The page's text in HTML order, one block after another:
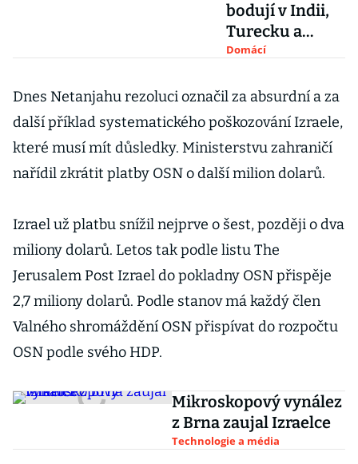
bodují v Indii,
Turecku a
Izraeli. Denně
skoro za 11
miliard korun
Domácí
Dnes Netanjahu rezoluci označil za absurdní a za
další příklad systematického poškozování Izraele,
které musí mít důsledky. Ministerstvu zahraničí
nařídil zkrátit platby OSN o další milion dolarů.
Izrael už platbu snížil nejprve o šest, později o dva
miliony dolarů. Letos tak podle listu The
Jerusalem Post Izrael do pokladny OSN přispěje
2,7 miliony dolarů. Podle stanov má každý člen
Valného shromáždění OSN přispívat do rozpočtu
OSN podle svého HDP.
Mikroskopový vynález
z Brna zaujal Izraelce
Technologie a média